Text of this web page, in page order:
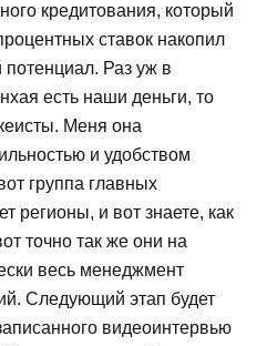
кредитования, который
ставок накопил
Раз уж в
есть наши деньги, то
Меня она
и удобством
группа главных
регионы, и вот знаете, как
точно так же они на
весь менеджмент
Следующий этап будет
видеоинтервью